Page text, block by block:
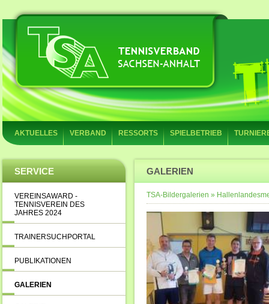
AKTUELLES VERBAND RESSORTS SPIELBETRIEB
SERVICE
VEREINSAWARD -
TENNISVEREIN DES
JAHRES 2024
TRAINERSUCHPORTAL
PUBLIKATIONEN
GALERIEN
GALERIEN
TSA-Bildergalerien »